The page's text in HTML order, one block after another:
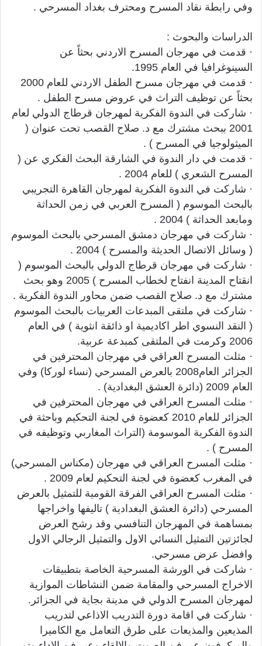
وفي رابطة نقاد المسرح ومحترف بغداد المسرحي .
الدراسات والبحوث :
· قدمت في مهرجان المسرح الاردني بحثاً عن
السينوغرافيا في العام 1995.
· قدمت في مهرجان مسرح الطفل الاردني للعام 2000
بحثاً عن توظيف التراث في عروض مسرح الطفل .
· شاركت في الندوة الفكرية لمهرجان قرطاج الدولي لعام
2001 ببحث مشترك مع د. صلاح القصب تحت عنوان (
الميثولوجيا في المسرح ) .
· قدمت في دار الندوة في الشارقة البحث الفكري عن (
المسرح الشعري ) للعام 2004 .
· شاركت في الندوة الفكرية لمهرجان القاهرة التجريبي
بالبحث الموسوم ( المسرح العربي في زمن الحداثة
ومابعد الحداثة ) 2004 .
· شاركت في مهرجان دمشق المسرحي بالبحث الموسوم
( وسائل الاتصال الحديثة والمسرح ) 2004 .
· شاركت في مهرجان قرطاج الدولي بالبحث الموسوم (
انقتاح المدينة انفتاح لخطاب المسرح ) 2005 وهو بحث
مشترك مع د. صلاح القصب ضمن محاور الندوة الفكرية .
· شاركت في ملتقى المبدعات العربيات بالبحث الموسوم
( النقد النسوي اطر اكاديمية او ذائقة انثوية ) في العام
2006 وكرمت في الملتقى كمبدعة عربية.
· مثلت المسرح العراقي في مهرجان المحترفين في
الجزائر العام2008 بالعرض المسرحي (نساء لوركا) وفي
العام 2009 (دائرة العشق البغدادية) .
· مثلت المسرح العراقي في مهرجان المحترفين في
الجزائر للعام 2010 كعضوة في لجنة التحكيم وباحثة في
الندوة الفكرية الموسومة (التراث المغاربي وتوظيفه في
المسرح ) .
· مثلت المسرح العراقي في مهرجان (مكناس المسرحي)
في المغرب كعضوة في لجنة التحكيم لعام 2009 .
· مثلت المسرح العراقي الفرقة القومية للتمثيل بالعرض
المسرحي (دائرة العشق البغدادية ) تاليفها واخراجها
بمساهمة في المهرجان التنافسي وقد رشح العرض
لجائزتين التمثيل النسائي الاول والتمثيل الرجالي الاول
وافضل عرض مسرحي.
· شاركت في الورشة المسرحية الخاصة بتطبيقات
الاخراج المسرحي والمقامة ضمن النشاطات الموازية
لمهرجان المسرح الدولي في مدينة بجاية في الجزائر.
· شاركت في اقامة دورة التدريب الاذاعي لتدريب
المذيعين والمذيعات على طرق التعامل مع الكاميرا